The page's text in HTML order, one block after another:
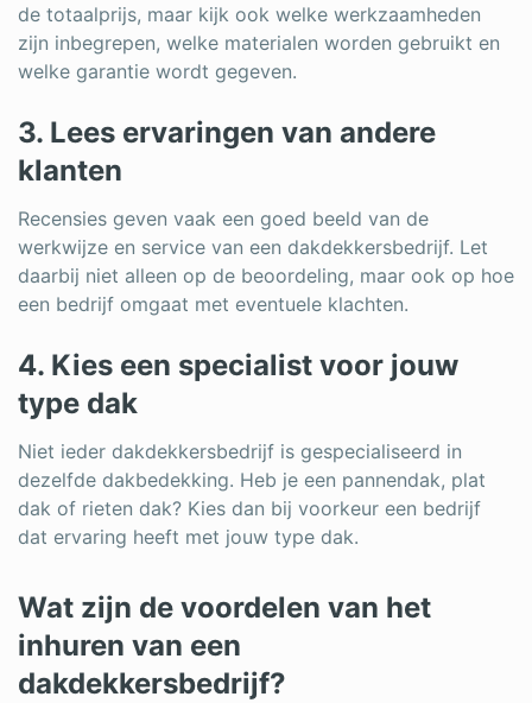
de totaalprijs, maar kijk ook welke werkzaamheden
zijn inbegrepen, welke materialen worden gebruikt en
welke garantie wordt gegeven.
3. Lees ervaringen van andere
klanten
Recensies geven vaak een goed beeld van de
werkwijze en service van een dakdekkersbedrijf. Let
daarbij niet alleen op de beoordeling, maar ook op hoe
een bedrijf omgaat met eventuele klachten.
4. Kies een specialist voor jouw
type dak
Niet ieder dakdekkersbedrijf is gespecialiseerd in
dezelfde dakbedekking. Heb je een pannendak, plat
dak of rieten dak? Kies dan bij voorkeur een bedrijf
dat ervaring heeft met jouw type dak.
Wat zijn de voordelen van het
inhuren van een
dakdekkersbedrijf?